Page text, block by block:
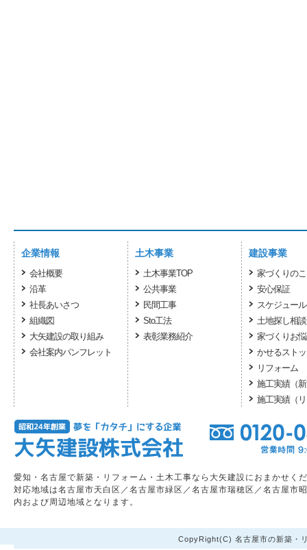
企業情報
会社概要
沿革
社長あいさつ
組織図
大矢建設の取り組み
会社案内パンフレット
土木事業
土木事業TOP
公共事業
民間工事
Sto工法
表彰業務紹介
建設事業
家づくりの
安心保証
スケジュール
土地探し相談
家づくりお
かせるスト
リフォーム
施工実績（
施工実績（
愛知・名古屋で新築・リフォーム・土木工事なら大矢建設におまかせく
対応地域は名古屋市天白区／名古屋市緑区／名古屋市瑞穂区／名古屋
内および周辺地域となります。
CopyRight(C) 名古屋市の新築・